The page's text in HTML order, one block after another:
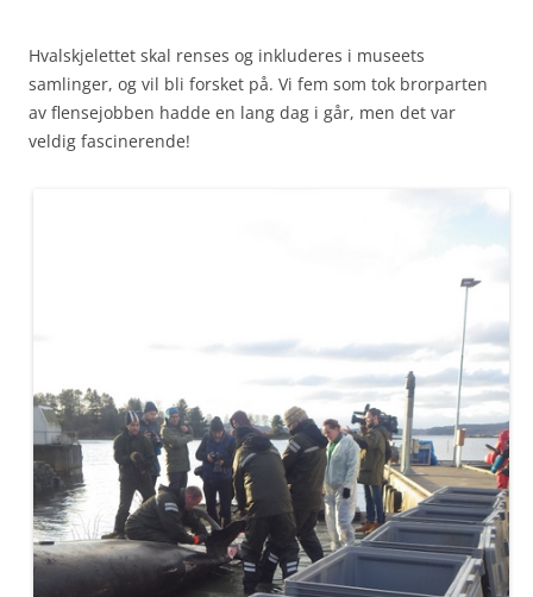
Hvalskjelettet skal renses og inkluderes i museets
samlinger, og vil bli forsket på. Vi fem som tok brorparten
av flensejobben hadde en lang dag i går, men det var
veldig fascinerende!